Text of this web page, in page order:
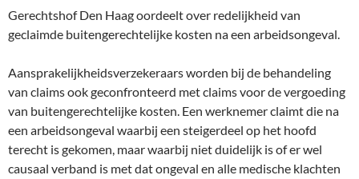
Gerechtshof Den Haag oordeelt over redelijkheid van
geclaimde buitengerechtelijke kosten na een arbeidsongeval.
Aansprakelijkheidsverzekeraars worden bij de behandeling
van claims ook geconfronteerd met claims voor de vergoeding
van buitengerechtelijke kosten. Een werknemer claimt die na
een arbeidsongeval waarbij een steigerdeel op het hoofd
terecht is gekomen, maar waarbij niet duidelijk is of er wel
causaal verband is met dat ongeval en alle medische klachten